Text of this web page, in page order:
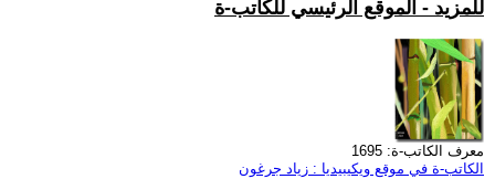
للمزيد - الموقع الرئيسي للكاتب-ة
معرف الكاتب-ة: 1695
الكاتب-ة في موقع ويكيبيديا : زياد جرغون